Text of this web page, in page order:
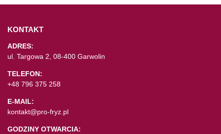
KONTAKT
ADRES:
ul. Targowa 2, 08-400 Garwolin
TELEFON:
+48 796 375 258
E-MAIL:
kontakt@pro-fryz.pl
GODZINY OTWARCIA: